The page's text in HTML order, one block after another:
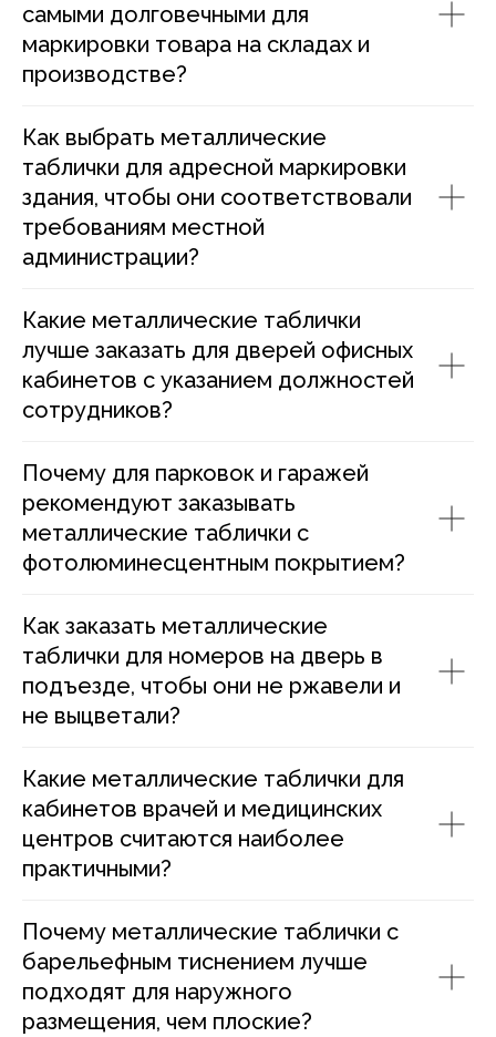
самыми долговечными для
маркировки товара на складах и
производстве?
Как выбрать металлические
таблички для адресной маркировки
здания, чтобы они соответствовали
требованиям местной
администрации?
Какие металлические таблички
лучше заказать для дверей офисных
кабинетов с указанием должностей
сотрудников?
Почему для парковок и гаражей
рекомендуют заказывать
металлические таблички с
фотолюминесцентным покрытием?
Как заказать металлические
таблички для номеров на дверь в
подъезде, чтобы они не ржавели и
не выцветали?
Какие металлические таблички для
кабинетов врачей и медицинских
центров считаются наиболее
практичными?
Почему металлические таблички с
барельефным тиснением лучше
подходят для наружного
размещения, чем плоские?